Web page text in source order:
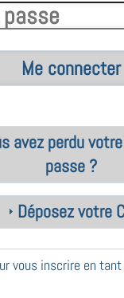
avez perdu
passe ?
Déposez votre
vous inscrire en tant